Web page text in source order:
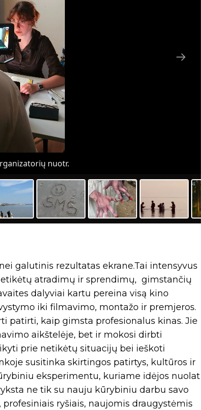
nuotr.
galutinis rezultatas ekrane.Tai intensyvus
atradimų ir sprendimų, gimstančių
dalyviai kartu pereina visą kino
iki filmavimo, montažo ir premjeros.
patirti, kaip gimsta profesionalus kinas. Jie
aikštelėje, bet ir mokosi dirbti
prie netikėtų situacijų bei ieškoti
susitinka skirtingos patirtys, kultūros ir
eksperimentu, kuriame idėjos nuolat
ne tik su nauju kūrybiniu darbu savo
ryšiais, naujomis draugystėmis